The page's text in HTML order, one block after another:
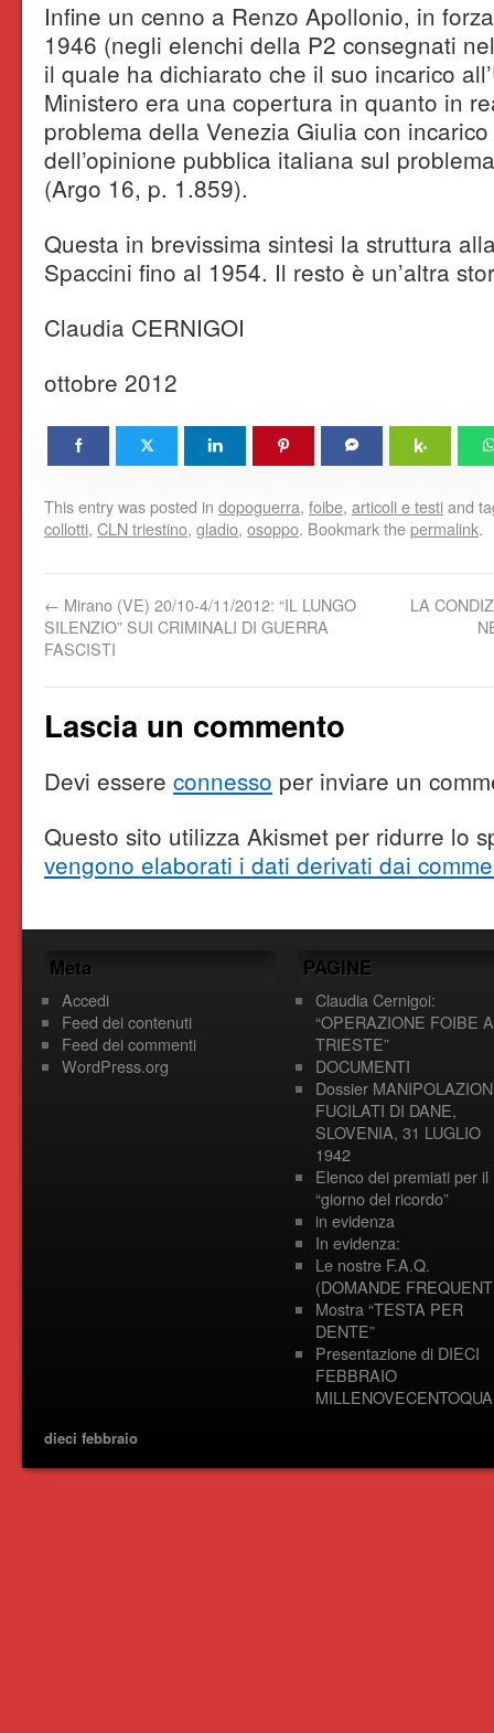
Infine un cenno a Renzo Apollonio, in
1946 (negli elenchi della P2 consegnati
il quale ha dichiarato che il suo incarico
Ministero era una copertura in quanto in
problema della Venezia Giulia con
dell’opinione pubblica italiana sul
(Argo 16, p. 1.859).
Questa in brevissima sintesi la struttura
Spaccini fino al 1954. Il resto è un’altra
Claudia CERNIGOI
ottobre 2012
This entry was posted in dopoguerra, foibe, articoli e testiand
collotti, CLN triestino, gladio, osoppo. Bookmark thepermalink.
← Mirano (VE) 20/10-4/11/2012: “IL LUNGO
SILENZIO” SUI CRIMINALI DI GUERRA
FASCISTI
LA
Lascia un commento
Devi essere connesso per inviare un
Questo sito utilizza Akismet per ridurre lo
vengono elaborati i dati derivati dai
Meta
Accedi
Feed dei contenuti
Feed dei commenti
WordPress.org
PAGINE
Claudia Cernigoi:
“OPERAZIONE FOIBE A
TRIESTE”
DOCUMENTI
Dossier
FUCILATI DI DANE,
SLOVENIA, 31 LUGLIO
1942
Elenco dei premiati per il
“giorno del ricordo”
in evidenza
In evidenza:
Le nostre F.A.Q.
(DOMANDE
Mostra “TESTA PER
DENTE”
Presentazione di DIECI
FEBBRAIO
dieci febbraio